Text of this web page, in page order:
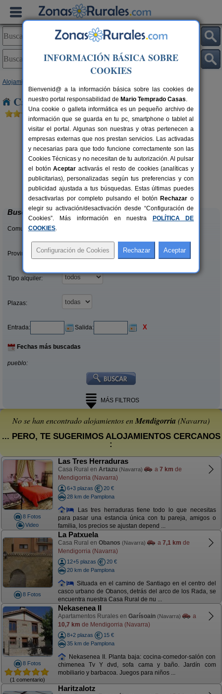
Alojamientos
Casas Rurales cerca de Mendigorria
2-10+2 pers.
desde25 €
Casa Rural Casa Chino
Aibar (Navarra)
Buscar
Comunidades:
Provincias/Islas:
Tipo alquiler:
Plazas:
Entrada: Salida: X
Fechas más buscadas
pueblo:
MÁS FILTROS
No se han encontrado alojamientos enMendigorria (Navarra)
... PERO, TE SUGERIMOS ALOJAMIENTOS CERCANOS
:
8 Fotos
Video
Las Tres Herraduras
Casa Rural en Artazu (Navarra) a 7 km de
Mendigorria (Navarra)
6+3 plazas
20 €
28 km de Pamplona
Las tres herraduras tiene todo lo que necesitas
para pasar una estancia única con tu pareja, amigos o
familia, los precios se ajustan depend ...
8 Fotos
La Patxuela
Casa Rural en Obanos (Navarra) a 7,1 km de
Mendigorria (Navarra)
12+5 plazas
20 €
20 km de Pamplona
Situada en el camino de Santiago en el centro del
casco urbano de Obanos, detrás del arco de los Rada, se
encuentra nuestra Casa Rural de nu ...
8 Fotos
(1 comentario)
Nekasenea II
Apartamentos Rurales en Garísoain (Navarra)
a
10,7 km de Mendigorria (Navarra)
8+2 plazas
15 €
35 km de Pamplona
Nekasenea II. Planta baja: cocina-comedor-salón con
chimenea Tv Y dvd, sofa cama y baño. Jardín com
mobiliario y barbacoa. Juegos para niños ...
Haritzalotz
INFORMACIÓN BÁSICA SOBRE
COOKIES
Bienvenid@ a la información básica sobre las cookies de
nuestro portal responsabilidad de Mario Temprado Casas.
Una cookie o galleta informática es un pequeño archivo de
información que se guarda en tu pc, smartphone o tablet al
visitar el portal. Algunas son nuestras y otras pertenecen a
empresas externas que nos prestan servicios. Las activadas
y necesarias para que todo funcione correctamente son las
Cookies Técnicas y no necesitan de tu autorización. Al pulsar
el botónAceptar activarás el resto de cookies (analíticas y
publicitarias), personalizadas según tus preferencias y con
publicidad ajustada a tus búsquedas. Estas últimas puedes
desactivarlas por completo pulsando el botón Rechazar o
elegir su activación/desactivación desde “Configuración de
Cookies”. Más información en nuestra
POLÍTICA DE
COOKIES.